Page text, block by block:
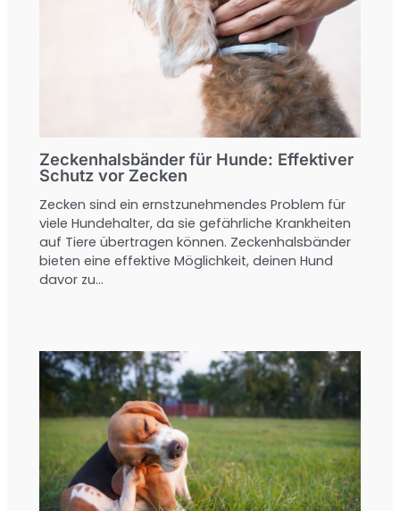
Zeckenhalsbänder für Hunde: Effektiver
Schutz vor Zecken
Zecken sind ein ernstzunehmendes Problem für
viele Hundehalter, da sie gefährliche Krankheiten
auf Tiere übertragen können. Zeckenhalsbänder
bieten eine effektive Möglichkeit, deinen Hund
davor zu…